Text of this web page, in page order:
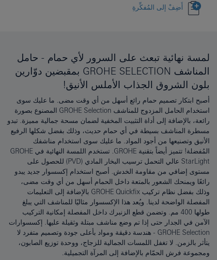
أَضِفْ إلى المُفكِّرةِ
لمسة نهائية تبعث على السرور لأي حمام - حامل
المناشف GROHE SELECTION بمقبضين دوّارين
بلون الشروق الجذاب الأملس الأنيق!
أصبح ابتكار تصميم حمام رائع أسهل من أي وقت مضى. ما عليك سوى
استخدام الحامل المزدوج للمناشف GROHE Selection المصنوع بصورة
رائعة، بالإضافة إلى أداة التثبيت المخفية لضمان مسحة جمالية مميزة. تبدو
مسطرة المناشف بسيطة في أي حمام حديث، وذلك بفضل شكلها الرفيع
الأنيق وتصنيعها من أجود المواد. ما عليك سوى استخدام مناشفك
المُفضلة! تتميز أيضاً بتقنية GROHE. تستخدم اللمسة النهائية في GROHE
StarLight عالي التحمل ترسيب البخار المادي (PVD) للحصول على
مستوى إضافي من مقاومة الخدش. أصبح استخدام إكسسوار جديد يبدو
رائعًا ويمنحك الشعور بالمتعة داخل الحمام أسهل من أي وقت مضى،
وذلك بفضل نظام تركيب GROHE Quickfix بالإضافة إلى التعليمات
المفصلة الواضحة لدينا. ويُعد هذا الإكسسوار مثاليًا للمناشف التي يبلغ
طولها 400 مم. وتضمن قطع الزنبرك داخل المفصلة إمكانية التركيب
الآمن في الجدار حتى إذا تم وضع مناشف مبتلة وثقيلة عليها. إكسسوارات
GROHE Selection - هندسة دقيقة ومواد بأعلى جودة وتصميم متفرد لا
يتأثر بالزمن. لا تغفل اللمسات الجمالية للزجاج، ووحدة توزيع الصابون،
ومجموعة فرش الحمّام بالإضافة إلى المرآة التجميلية.